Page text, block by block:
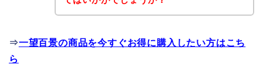
⇒一望百景の商品を今すぐお得に購入したい方はこち
ら